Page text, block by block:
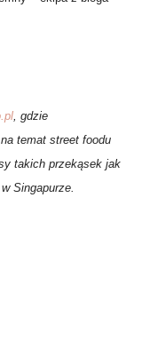
, gdzie
temat street foodu
takich przekąsek jak
Singapurze.